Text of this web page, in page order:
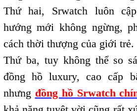
Thứ hai, Srwatch luôn
hướng mới không ngừng,
cách thời thượng của giới trẻ.
Thứ ba, tuy không thể so
đồng hồ luxury, cao cấp
nhưng đồng hồ Srwatch